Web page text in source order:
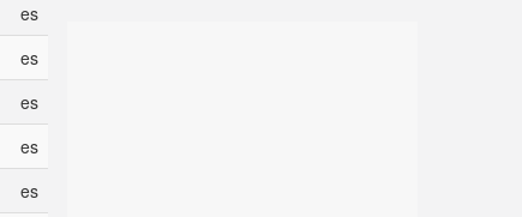
es
es
es
es
es